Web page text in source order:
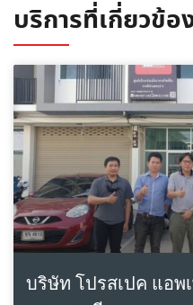
บริการที่เกี่ยวข้อ
บริษัท โปรสเปค แอพ